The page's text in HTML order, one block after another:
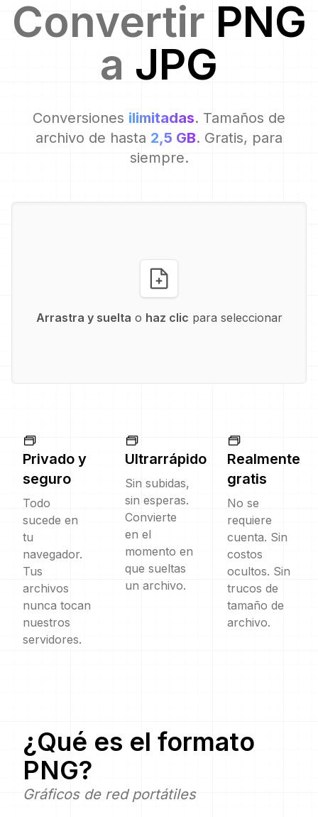
Convertir PNG
a JPG
Conversiones ilimitadas. Tamaños de
archivo de hasta 2,5 GB. Gratis, para
siempre.
Arrastra y suelta o haz clic para seleccionar
Privado y
seguro
Todo
sucede en
tu
navegador.
Tus
archivos
nunca tocan
nuestros
servidores.
Ultrarrápido
Sin subidas,
sin esperas.
Convierte
en el
momento en
que sueltas
un archivo.
Realmente
gratis
No se
requiere
cuenta. Sin
costos
ocultos. Sin
trucos de
tamaño de
archivo.
¿Qué es el formato
PNG?
Gráficos de red portátiles